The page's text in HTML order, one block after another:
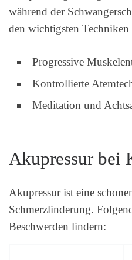
während der
den wichtigsten Techniken
Progressive
Kontrollierte
Meditation und
Akupressur bei
Akupressur ist eine
Schmerzlinderung.
Beschwerden lindern: